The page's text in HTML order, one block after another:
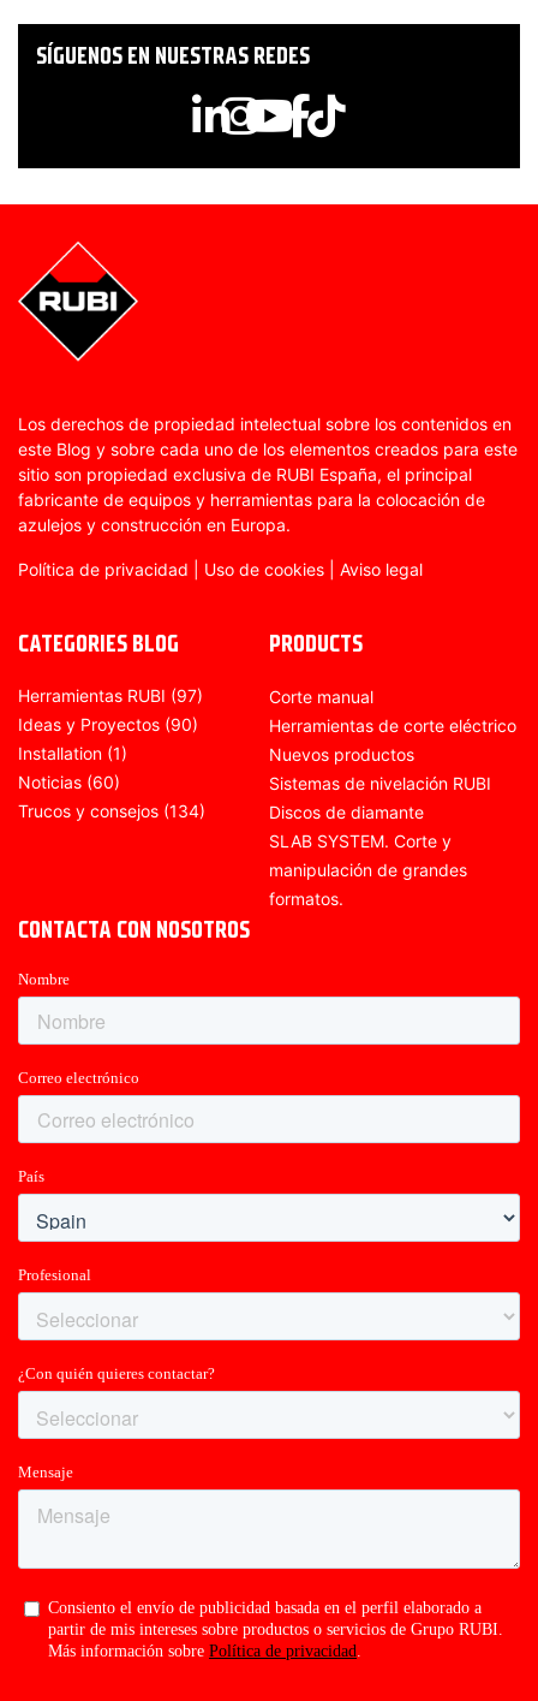
SÍGUENOS EN NUESTRAS REDES
Los derechos de propiedad intelectual sobre los contenidos en
este Blog y sobre cada uno de los elementos creados para este
sitio son propiedad exclusiva de RUBI España, el principal
fabricante de equipos y herramientas para la colocación de
azulejos y construcción en Europa.
Política de privacidad Uso de cookies Aviso legal
CATEGORIES BLOG
Herramientas RUBI (97)
Ideas y Proyectos (90)
Installation (1)
Noticias (60)
Trucos y consejos (134)
PRODUCTS
Corte manual
Herramientas de corte eléctrico
Nuevos productos
Sistemas de nivelación RUBI
Discos de diamante
SLAB SYSTEM. Corte y
manipulación de grandes
formatos.
CONTACTA CON NOSOTROS